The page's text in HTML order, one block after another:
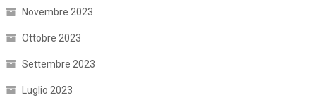
Novembre 2023
Ottobre 2023
Settembre 2023
Luglio 2023